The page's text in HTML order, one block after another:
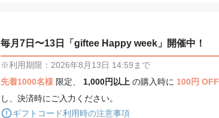
毎月7日〜13日「giftee Happy week」開催中！
※利用期限：2026年8月13日 14:59まで
先着1000名様 限定、 1,000円以上 の購入時に 100円 OFF
し、決済時にご入力ください。
ギフトコード利用時の注意事項